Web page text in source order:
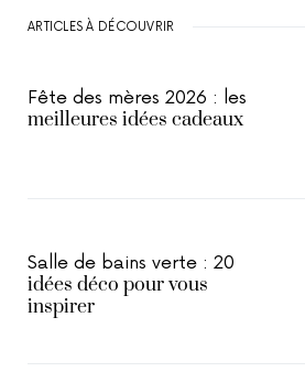
ARTICLES À DÉCOUVRIR
Fête des mères 2026 : les
meilleures idées cadeaux
Salle de bains verte : 20
idées déco pour vous
inspirer